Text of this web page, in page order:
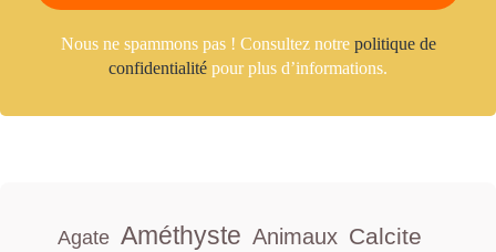
Nous ne spammons pas ! Consultez notre politique de
confidentialité pour plus d’informations.
Agate Améthyste Animaux Calcite